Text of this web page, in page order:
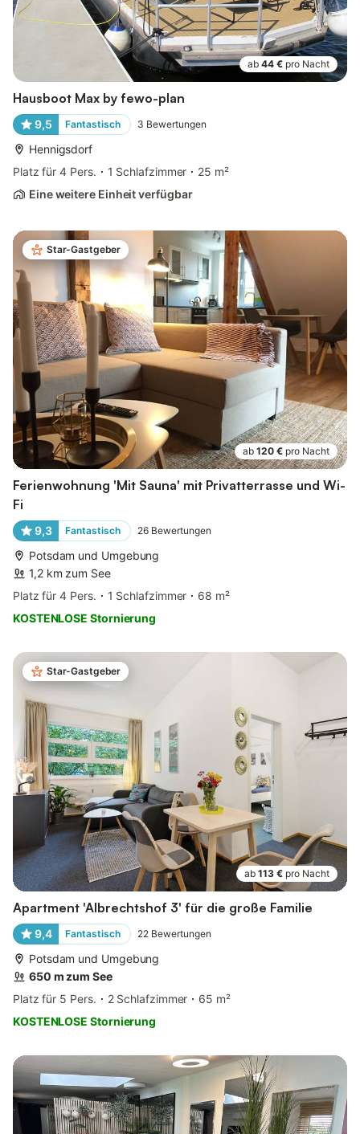
ab 44 € pro Nacht
Hausboot Max by fewo-plan
9,5 Fantastisch 3 Bewertungen
Hennigsdorf
Platz für 4 Pers.
1 Schlafzimmer
25 m²
Eine weitere Einheit verfügbar
Star-Gastgeber
ab 120 € pro Nacht
Ferienwohnung 'Mit Sauna' mit Privatterrasse und Wi-
Fi
9,3 Fantastisch 26 Bewertungen
Potsdam und Umgebung
1,2 km zum See
Platz für 4 Pers.
1 Schlafzimmer
68 m²
KOSTENLOSE Stornierung
Star-Gastgeber
ab 113 € pro Nacht
Apartment 'Albrechtshof 3' für die große Familie
9,4 Fantastisch 22 Bewertungen
Potsdam und Umgebung
650 m zum See
Platz für 5 Pers.
2 Schlafzimmer
65 m²
KOSTENLOSE Stornierung